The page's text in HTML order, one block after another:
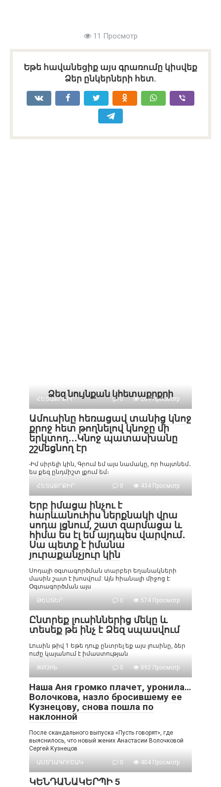
11 Просмотр
Եթե հավանեցիք այս գրառումը կիսվեք
Ձեր ընկերների հետ.
Ձեզ նույնքան կհետաքրքրի
ՀԵՏԱՔՐՔԻՐ 0 269 Просмотр
Ամուսինը հեռացավ տանից կնոջ
քրոջ հետ թողնելով կնոջը մի
երկտող․․․Կնոջ պատասխանը
շշմեցնող էր
-Իմ սիրելի կին, Գրում եմ այս նամակը, որ հայտնեմ․
ես քեզ ընդմիշտ լքում եմ։
ՀԵՏԱՔՐՔԻՐ
0 434 Просмотр
Երբ իմացա ինչու է
հարևանուհիս ներքնակի վրա
սոդա լցնում, շատ զարմացա և
հիմա ես էլ եմ այդպես վարվում․
Սա պետք է իմանա
յուրաքանչյուր կին
Սոդայի օգտագործման տարբեր եղանակների
մասին շատ է խոսվում: Այն հիանալի միջոց է:
Օգտագործման այս
ԹԵՍՏԵՐ
0 574 Просмотр
Ընտրեք լուսիններից մեկը և
տեսեք թե ինչ է Ձեզ սպասվում
Լուսին թիվ 1 Եթե ​​դուք ընտրել եք այս լուսինը, ձեր
ուժը կայանում է իմաստության
ЖИЗНЬ
0 892 Просмотр
Наша Аня громко плачет, уронила…
Волочкова, назло бросившему ее
Кузнецову, снова пошла по
наклонной
После скандального выпуска «Пусть говорят», где
выяснилось, что новый жених Анастасии Волочковой
Сергей Кузнецов
ԱՍՏՂԱԳՈՒՇԱԿ
0 404 Просмотр
ԿԵՆԴԱՆԱԿԵՐՊԻ 5